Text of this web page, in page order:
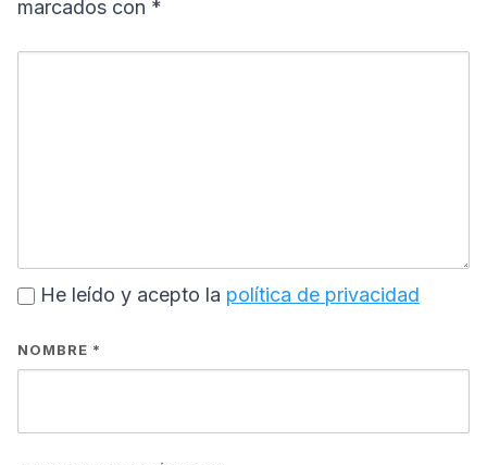
marcados con *
He leído y acepto la política de privacidad
NOMBRE *